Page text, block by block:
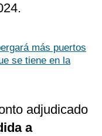
más puertos
se tiene en la
adjudicado
a